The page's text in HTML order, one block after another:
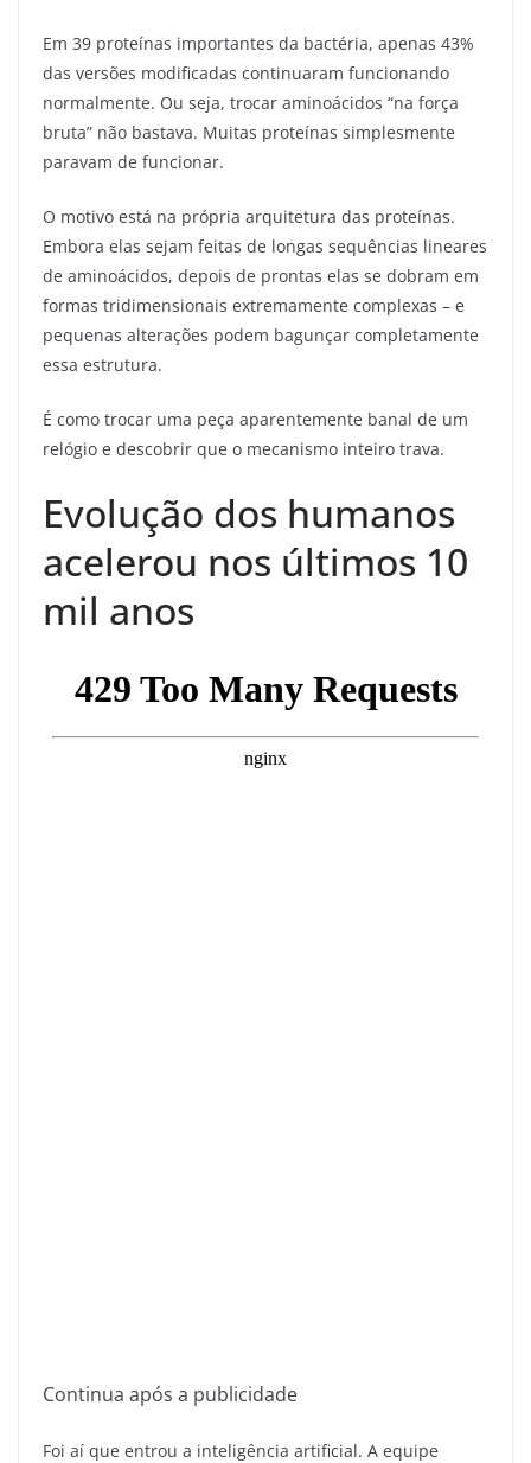
Em 39 proteínas importantes da bactéria, apenas 43%
das versões modificadas continuaram funcionando
normalmente. Ou seja, trocar aminoácidos “na força
bruta” não bastava. Muitas proteínas simplesmente
paravam de funcionar.
O motivo está na própria arquitetura das proteínas.
Embora elas sejam feitas de longas sequências lineares
de aminoácidos, depois de prontas elas se dobram em
formas tridimensionais extremamente complexas – e
pequenas alterações podem bagunçar completamente
essa estrutura.
É como trocar uma peça aparentemente banal de um
relógio e descobrir que o mecanismo inteiro trava.
Evolução dos humanos
acelerou nos últimos 10
mil anos
Continua após a publicidade
Foi aí que entrou a inteligência artificial. A equipe